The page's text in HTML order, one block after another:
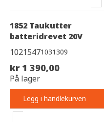
1852 Taukutter
batteridrevet 20V
10215471031309
kr 1 390,00
På lager
Legg i handlekurven